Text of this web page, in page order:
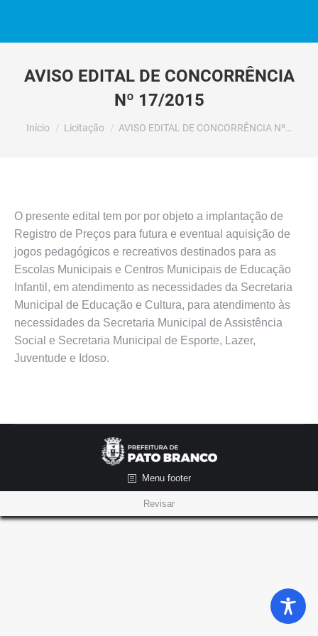
AVISO EDITAL DE CONCORRÊNCIA
Nº 17/2015
Você está aqui:
Início Licitação AVISO EDITAL DE CONCORRÊNCIA Nº…
O presente edital tem por por objeto a implantação de
Registro de Preços para futura e eventual aquisição de
jogos pedagógicos e recreativos destinados para as
Escolas Municipais e Centros Municipais de Educação
Infantil, em atendimento as necessidades da Secretaria
Municipal de Educação e Cultura, para atendimento às
necessidades da Secretaria Municipal de Assistência
Social e Secretaria Municipal de Esporte, Lazer,
Juventude e Idoso.
Menu footer
Revisar